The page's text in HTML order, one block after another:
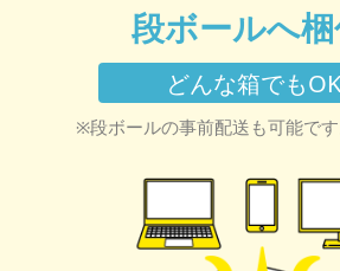
段ボールへ梱
どんな箱でもOK
※段ボールの事前配送も可能で